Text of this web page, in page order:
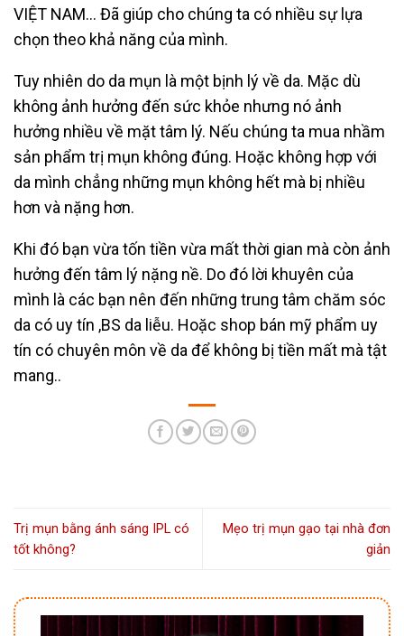
VIỆT NAM… Đã giúp cho chúng ta có nhiều sự lựa
chọn theo khả năng của mình.
Tuy nhiên do da mụn là một bịnh lý về da. Mặc dù
không ảnh hưởng đến sức khỏe nhưng nó ảnh
hưởng nhiều về mặt tâm lý. Nếu chúng ta mua nhầm
sản phẩm trị mụn không đúng. Hoặc không hợp với
da mình chẳng những mụn không hết mà bị nhiều
hơn và nặng hơn.
Khi đó bạn vừa tốn tiền vừa mất thời gian mà còn ảnh
hưởng đến tâm lý nặng nề. Do đó lời khuyên của
mình là các bạn nên đến những trung tâm chăm sóc
da có uy tín ,BS da liễu. Hoặc shop bán mỹ phẩm uy
tín có chuyên môn về da để không bị tiền mất mà tật
mang..
Trị mụn bằng ánh sáng IPL có
tốt không?
Mẹo trị mụn gạo tại nhà đơn
giản